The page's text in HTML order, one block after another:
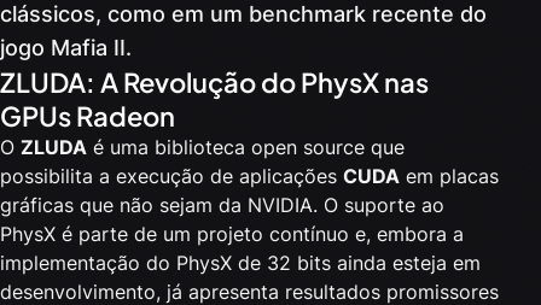
clássicos, como em um benchmark recente do
jogo Mafia II.
ZLUDA: A Revolução do PhysX nas
GPUs Radeon
O ZLUDA é uma biblioteca open source que
possibilita a execução de aplicações CUDA em placas
gráficas que não sejam da NVIDIA. O suporte ao
PhysX é parte de um projeto contínuo e, embora a
implementação do PhysX de 32 bits ainda esteja em
desenvolvimento, já apresenta resultados promissores